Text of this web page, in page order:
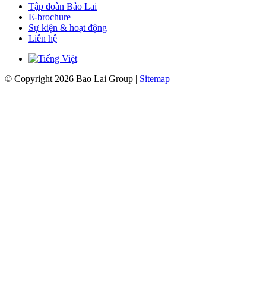
Tập đoàn Bảo Lai
E-brochure
Sự kiện & hoạt động
Liên hệ
© Copyright 2026 Bao Lai Group | Sitemap